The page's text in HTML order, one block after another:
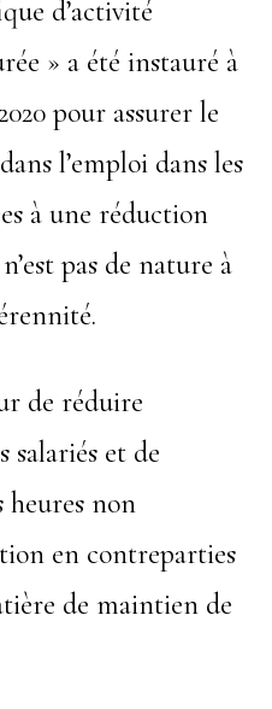
d’activité
» a été instauré à
pour assurer le
l’emploi dans les
à une réduction
pas de nature à
de réduire
salariés et de
heures non
en contreparties
de maintien de